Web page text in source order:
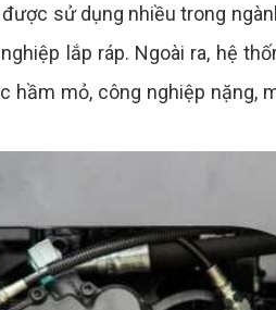
sử dụng nhiều trong
lắp ráp. Ngoài ra, hệ
mỏ, công nghiệp nặng,